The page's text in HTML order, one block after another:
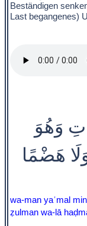
Beständigen
Last begangenes)
وَهُوَ
هَضْمًا
wa-man yaʿmal
ẓulman wa-lā